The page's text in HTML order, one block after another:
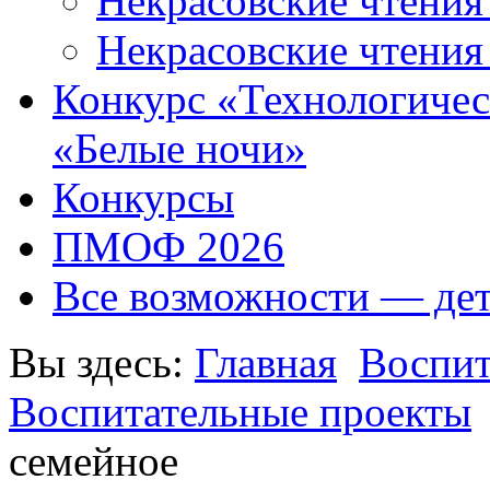
Некрасовские
Конкурс
«Белые ночи»
Конкурсы
ПМОФ 2026
Все возможности —
Вы здесь: Главная
Воспитательные проекты
семейное